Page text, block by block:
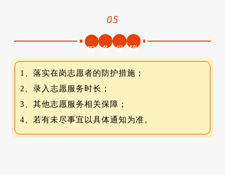
05
服 务 保 障
1、 落实在岗志愿者的防护措施；
2、录入志愿服务时长；
3、其他志愿服务相关保障；
4、若有未尽事宜以具体通知为准。